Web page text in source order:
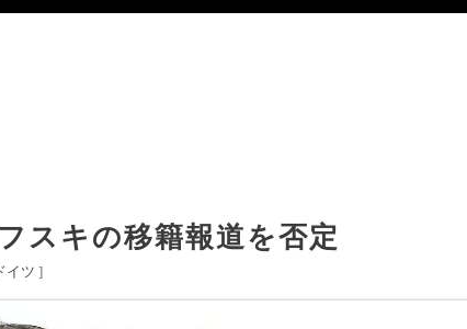
スキの移籍報道を否定
イツ ]